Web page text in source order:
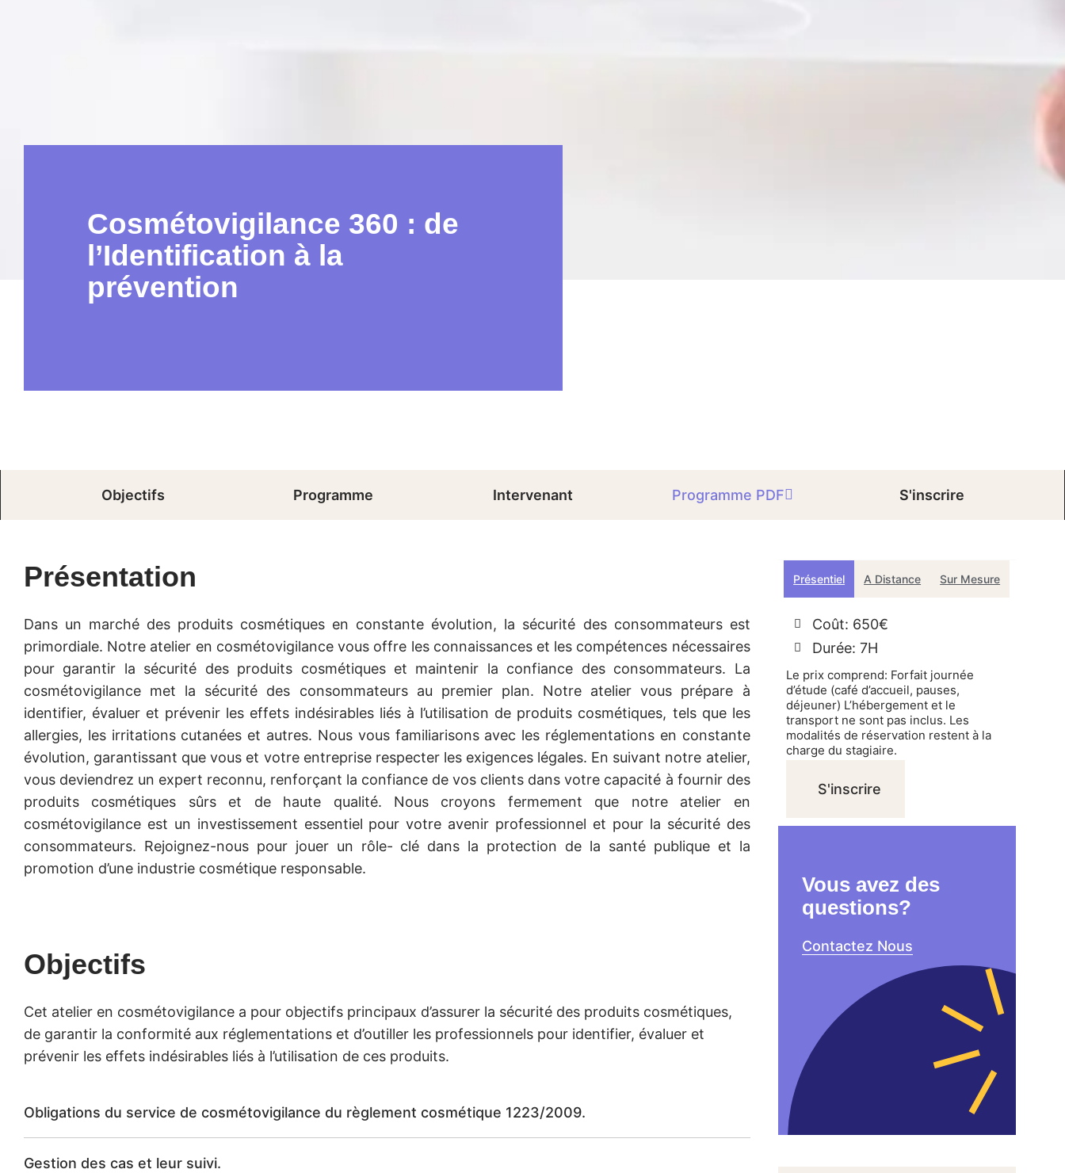
Cosmétovigilance 360 : de
l’Identification à la
prévention
Objectifs Programme Intervenant Programme PDF S'inscrire
Présentation
Dans un marché des produits cosmétiques en constante évolution, la sécurité des consommateurs est
primordiale. Notre atelier en cosmétovigilance vous offre les connaissances et les compétences nécessaires
pour garantir la sécurité des produits cosmétiques et maintenir la confiance des consommateurs. La
cosmétovigilance met la sécurité des consommateurs au premier plan. Notre atelier vous prépare à
identifier, évaluer et prévenir les effets indésirables liés à l’utilisation de produits cosmétiques, tels que les
allergies, les irritations cutanées et autres. Nous vous familiarisons avec les réglementations en constante
évolution, garantissant que vous et votre entreprise respecter les exigences légales. En suivant notre atelier,
vous deviendrez un expert reconnu, renforçant la confiance de vos clients dans votre capacité à fournir des
produits cosmétiques sûrs et de haute qualité. Nous croyons fermement que notre atelier en
cosmétovigilance est un investissement essentiel pour votre avenir professionnel et pour la sécurité des
consommateurs. Rejoignez-nous pour jouer un rôle- clé dans la protection de la santé publique et la
promotion d’une industrie cosmétique responsable.
Objectifs
Cet atelier en cosmétovigilance a pour objectifs principaux d’assurer la sécurité des produits cosmétiques,
de garantir la conformité aux réglementations et d’outiller les professionnels pour identifier, évaluer et
prévenir les effets indésirables liés à l’utilisation de ces produits.
Obligations du service de cosmétovigilance du règlement cosmétique 1223/2009.
Gestion des cas et leur suivi.
Présentiel A Distance Sur Mesure
Coût: 650€
Durée: 7H
Le prix comprend: Forfait journée
d’étude (café d’accueil, pauses,
déjeuner) L’hébergement et le
transport ne sont pas inclus. Les
modalités de réservation restent à la
charge du stagiaire.
S'inscrire
Vous avez des
questions?
Contactez Nous